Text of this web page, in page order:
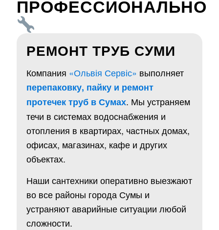
ПРОФЕССИОНАЛЬНО
РЕМОНТ ТРУБ СУМИ
Компания «Ольвія Сервіс» выполняет
перепаковку, пайку и ремонт
протечек труб в Сумах. Мы устраняем
течи в системах водоснабжения и
отопления в квартирах, частных домах,
офисах, магазинах, кафе и других
объектах.
Наши сантехники оперативно выезжают
во все районы города Сумы и
устраняют аварийные ситуации любой
сложности.